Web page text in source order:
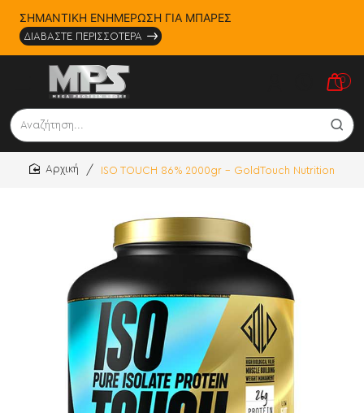
ΣΗΜΑΝΤΙΚΗ ΕΝΗΜΕΡΩΣΗ ΓΙΑ ΜΠΑΡΕΣ
ΔΙΑΒΑΣΤΕ ΠΕΡΙΣΣΟΤΕΡΑ
0
Αναζήτηση...
ISO TOUCH 86% 2000gr - GoldTouch Nutrition